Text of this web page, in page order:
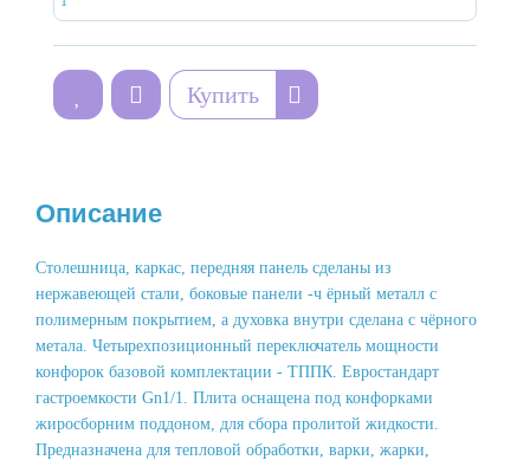
Купить
Описание
Столешница, каркас, передняя панель сделаны из
нержавеющей стали, боковые панели -ч ёрный металл с
полимерным покрытием, а духовка внутри сделана с чёрного
метала. Четырехпозиционный переключатель мощности
конфорок базовой комплектации - ТППК. Евростандарт
гастроемкости Gn1/1. Плита оснащена под конфорками
жиросборним поддоном, для сбора пролитой жидкости.
Предназначена для тепловой обработки, варки, жарки,